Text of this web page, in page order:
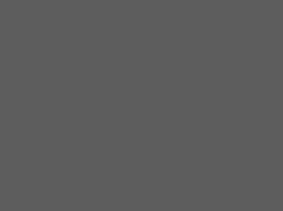
a
muito pequenos podem
final. Para garantir maior
as peças,
de até 500 unidades
avaliar outros processos de
que oferecem maior